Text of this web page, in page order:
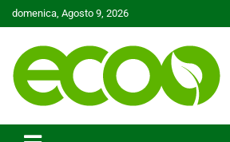
Skip
to
domenica, Agosto 9, 2026
Ecoo.it